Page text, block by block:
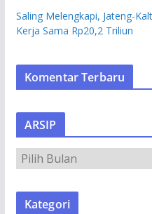
Saling Melengkapi, Jateng-
Kerja Sama Rp20,2 Triliun
Komentar Terbaru
ARSIP
R
S
Kategori